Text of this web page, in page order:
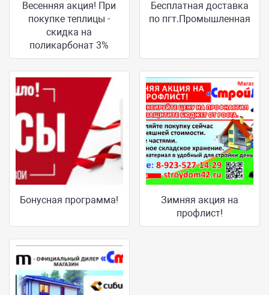
Весенняя акция! При
покупке теплицы -
скидка на
поликарбонат 3%
Бесплатная доставка
по пгт.Промышленная
Бонусная программа!
Зимняя акция на
профлист!